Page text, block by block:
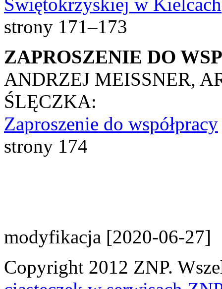
strony 171–173
ZAPROSZENIE DO
ANDRZEJ MEISSNER,
ŚLĘCZKA:
Zaproszenie do współpracy
strony 174
modyfikacja [2020-06-27]
Copyright 2012 ZNP.